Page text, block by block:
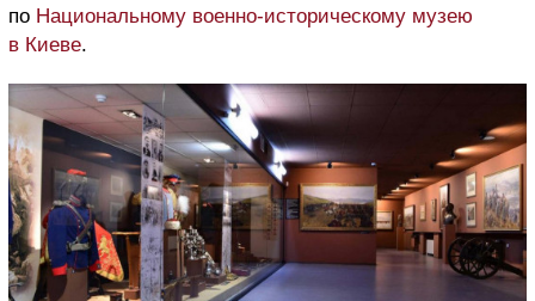
по Национальному военно-историческому музею
в Киеве.